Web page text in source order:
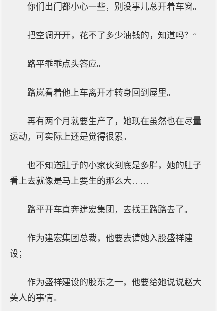
你们出门都小心一些，别没事儿总开着车窗。
把空调开开，花不了多少油钱的，知道吗？”
路平乖乖点头答应。
路岚看着他上车离开才转身回到屋里。
再有两个月就要生产了，她现在虽然也在尽量
运动，可实际上还是觉得很累。
也不知道肚子的小家伙到底是多胖，她的肚子
看上去就像是马上要生的那么大……
路平开车直奔建宏集团，去找王路路去了。
作为建宏集团总裁，他要去请她入股盛祥建
设；
作为盛祥建设的股东之一，他要给她说说赵大
美人的事情。